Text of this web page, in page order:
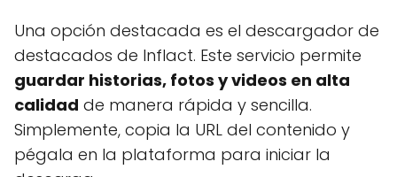
Una opción destacada es el descargador de
destacados de Inflact. Este servicio permite
guardar historias, fotos y videos en alta
calidad de manera rápida y sencilla.
Simplemente, copia la URL del contenido y
pégala en la plataforma para iniciar la